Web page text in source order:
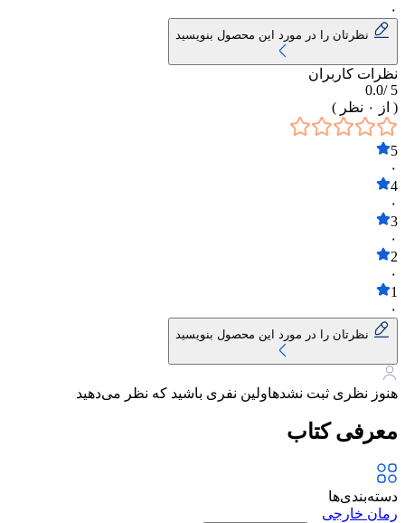
۰
نظرتان را در مورد این محصول بنویسید
نظرات کاربران
5 /
0.0
( از
۰ نظر )
5
۰
4
۰
3
۰
2
۰
1
۰
نظرتان را در مورد این محصول بنویسید
هنوز نظری ثبت نشدهاولین نفری باشید که نظر می‌دهید
معرفی کتاب
دسته‌بندی‌ها
رمان خارجی